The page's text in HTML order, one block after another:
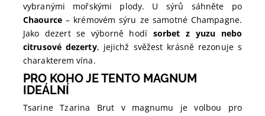
vybranými mořskými plody. U sýrů sáhněte po
Chaource– krémovém sýru ze samotné Champagne.
Jako dezert se výborně hodí sorbet z yuzu nebo
citrusové dezerty, jejichž svěžest krásně rezonuje s
charakterem vína.
PRO KOHO JE TENTO MAGNUM
IDEÁLNÍ
Tsarine Tzarina Brut v magnumu je volbou pro